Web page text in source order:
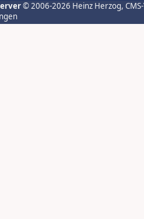
© 2006-2026 Heinz Herzog,